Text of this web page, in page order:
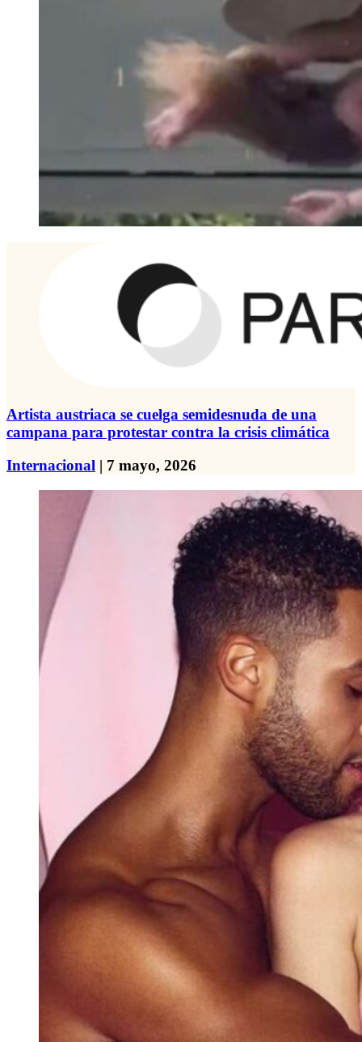
Artista austriaca se cuelga semidesnuda de una
campana para protestar contra la crisis climática
Internacional | 7 mayo, 2026